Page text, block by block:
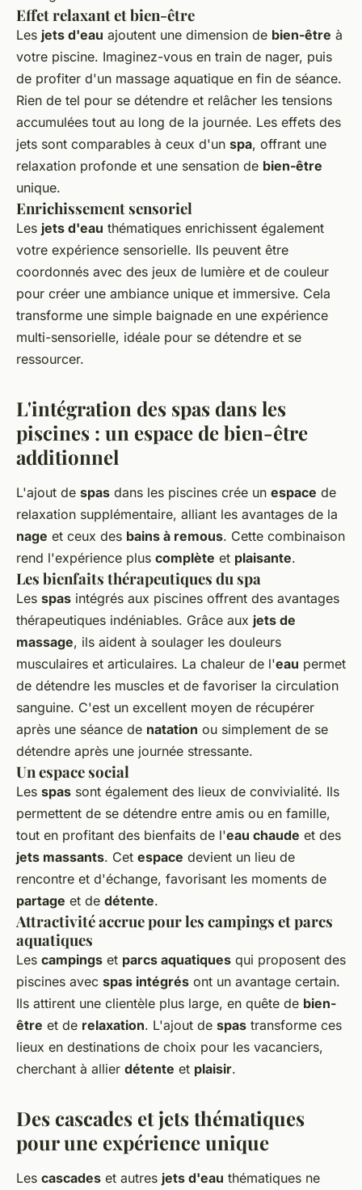
Effet relaxant et bien-être
Les jets d'eau ajoutent une dimension de bien-être à
votre piscine. Imaginez-vous en train de nager, puis
de profiter d'un massage aquatique en fin de séance.
Rien de tel pour se détendre et relâcher les tensions
accumulées tout au long de la journée. Les effets des
jets sont comparables à ceux d'un spa, offrant une
relaxation profonde et une sensation de bien-être
unique.
Enrichissement sensoriel
Les jets d'eau thématiques enrichissent également
votre expérience sensorielle. Ils peuvent être
coordonnés avec des jeux de lumière et de couleur
pour créer une ambiance unique et immersive. Cela
transforme une simple baignade en une expérience
multi-sensorielle, idéale pour se détendre et se
ressourcer.
L'intégration des spas dans les
piscines : un espace de bien-être
additionnel
L'ajout de spas dans les piscines crée un espace de
relaxation supplémentaire, alliant les avantages de la
nage et ceux des bains à remous. Cette combinaison
rend l'expérience plus complète et plaisante.
Les bienfaits thérapeutiques du spa
Les spas intégrés aux piscines offrent des avantages
thérapeutiques indéniables. Grâce aux jets de
massage, ils aident à soulager les douleurs
musculaires et articulaires. La chaleur de l'eau permet
de détendre les muscles et de favoriser la circulation
sanguine. C'est un excellent moyen de récupérer
après une séance de natation ou simplement de se
détendre après une journée stressante.
Un espace social
Les spas sont également des lieux de convivialité. Ils
permettent de se détendre entre amis ou en famille,
tout en profitant des bienfaits de l'eau chaude et des
jets massants. Cet espace devient un lieu de
rencontre et d'échange, favorisant les moments de
partage et de détente.
Attractivité accrue pour les campings et parcs
aquatiques
Les campings et parcs aquatiques qui proposent des
piscines avec spas intégrés ont un avantage certain.
Ils attirent une clientèle plus large, en quête de bien-
être et de relaxation. L'ajout de spas transforme ces
lieux en destinations de choix pour les vacanciers,
cherchant à allier détente et plaisir.
Des cascades et jets thématiques
pour une expérience unique
Les cascades et autres jets d'eau thématiques ne